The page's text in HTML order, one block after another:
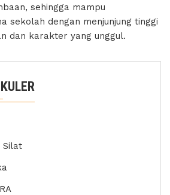
sehingga mampu
sekolah dengan menjunjung tinggi
dan karakter yang unggul.
Silat